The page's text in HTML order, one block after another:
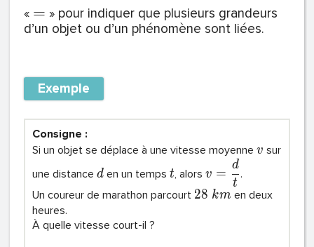
« = » pour indiquer que plusieurs grandeurs
d’un objet ou d’un phénomène sont liées.
Exemple
Consigne :
Si un objet se déplace à une vitesse moyenne v sur
une distance d en un temps t, alors v =
t
d
.
Un coureur de marathon parcourt 28 km en deux
heures.
À quelle vitesse court-il ?